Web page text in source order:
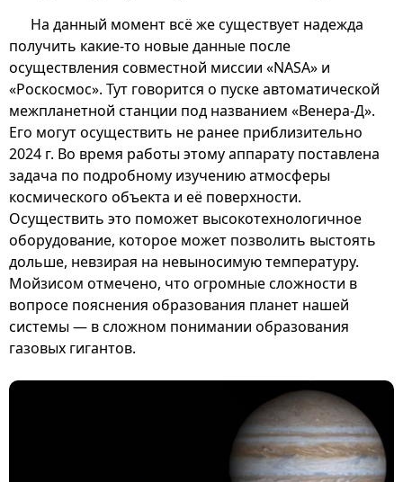
На данный момент всё же существует надежда
получить какие-то новые данные после
осуществления совместной миссии «NASA» и
«Роскосмос». Тут говорится о пуске автоматической
межпланетной станции под названием «Венера-Д».
Его могут осуществить не ранее приблизительно
2024 г. Во время работы этому аппарату поставлена
задача по подробному изучению атмосферы
космического объекта и её поверхности.
Осуществить это поможет высокотехнологичное
оборудование, которое может позволить выстоять
дольше, невзирая на невыносимую температуру.
Мойзисом отмечено, что огромные сложности в
вопросе пояснения образования планет нашей
системы — в сложном понимании образования
газовых гигантов.